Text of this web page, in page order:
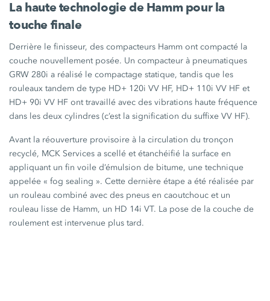
La haute technologie de Hamm pour la
touche finale
Derrière le finisseur, des compacteurs Hamm ont compacté la
couche nouvellement posée. Un compacteur à pneumatiques
GRW 280i a réalisé le compactage statique, tandis que les
rouleaux tandem de type HD+ 120i VV HF, HD+ 110i VV HF et
HD+ 90i VV HF ont travaillé avec des vibrations haute fréquence
dans les deux cylindres (c’est la signification du suffixeVV HF).
Avant la réouverture provisoire à la circulation du tronçon
recyclé, MCK Services a scellé et étanchéifié la surface en
appliquant un fin voile d’émulsion de bitume, une technique
appelée « fog sealing ». Cette dernière étape a été réalisée par
un rouleau combiné avec des pneus en caoutchouc et un
rouleau lisse de Hamm, un HD 14i VT. La pose de la couche de
roulement est intervenue plus tard.